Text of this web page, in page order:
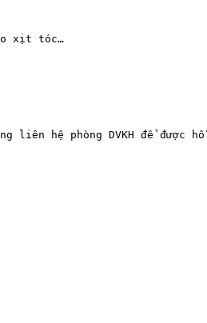
xịt tóc…
liên hệ phòng DVKH để được